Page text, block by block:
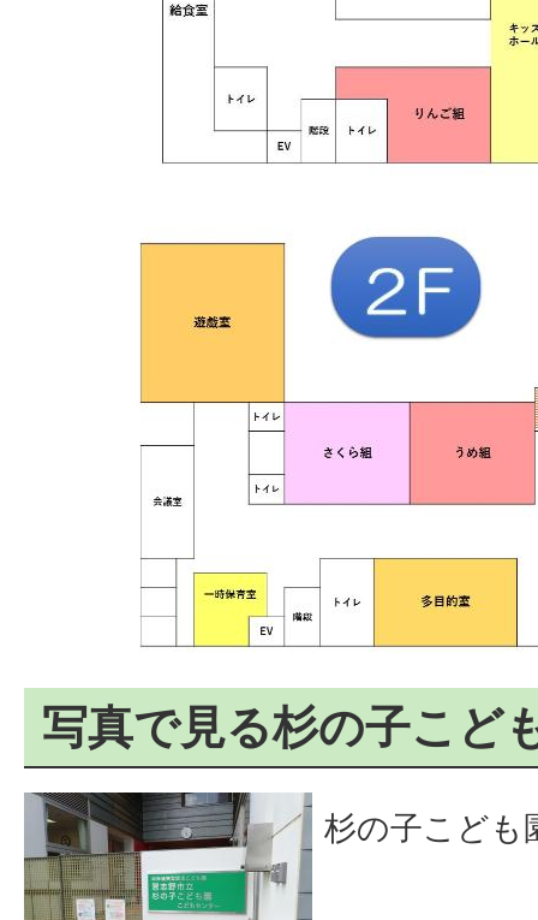
写真で見る杉の子こど
杉の子こども